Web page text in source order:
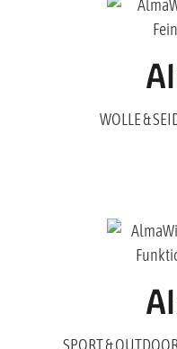
WOLLE &
SPORT &